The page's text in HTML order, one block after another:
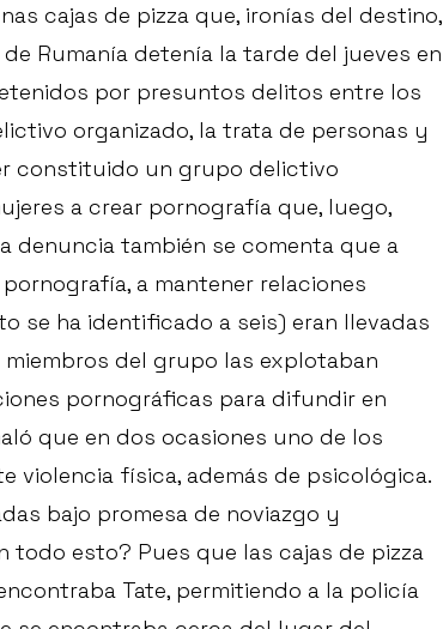
cajas de pizza que, ironías del destino,
Rumanía detenía la tarde del jueves en
por presuntos delitos entre los
organizado, la trata de personas y
constituido un grupo delictivo
a crear pornografía que, luego,
denuncia también se comenta que a
a mantener relaciones
se ha identificado a seis) eran llevadas
del grupo las explotaban
pornográficas para difundir en
que en dos ocasiones uno de los
violencia física, además de psicológica.
bajo promesa de noviazgo y
todo esto? Pues que las cajas de pizza
Tate, permitiendo a la policía